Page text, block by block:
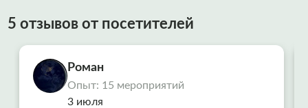
5 отзывов от посетителей
Роман
Опыт: 15 мероприятий
3 июля